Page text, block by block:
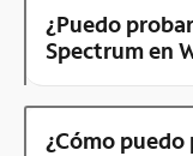
¿Puedo
Spectrum en
¿Cómo